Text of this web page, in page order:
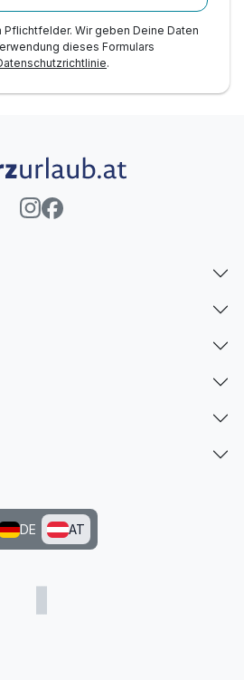
Pflichtfelder. Wir geben Deine Daten
dieses Formulars
.
DE AT